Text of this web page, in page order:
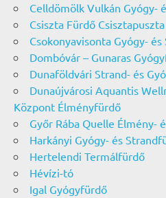
Celldömölk Vulkán Gyógy-
Csiszta Fürdő Csisztapuszta
Csokonyavisonta Gyógy-
Dombóvár – Gunaras
Dunaföldvári Strand- és
Dunaújvárosi Aquantis
Központ Élményfürdő
Győr Rába Quelle Élmény-
Harkányi Gyógy- és
Hertelendi Termálfürdő
Hévízi-tó
Igal Gyógyfürdő